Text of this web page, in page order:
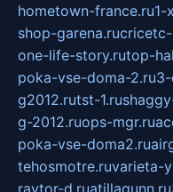
hometown-france.ru1-
shop-garena.ru
one-life-story.rutop-
poka-vse-doma-2.ru
g2012.rutst-1.ru
g-2012.ruops-mgr.ru
poka-vse-doma2.ru
tehosmotre.ruvarieta-
raytor-d.ruatillagunn.ru